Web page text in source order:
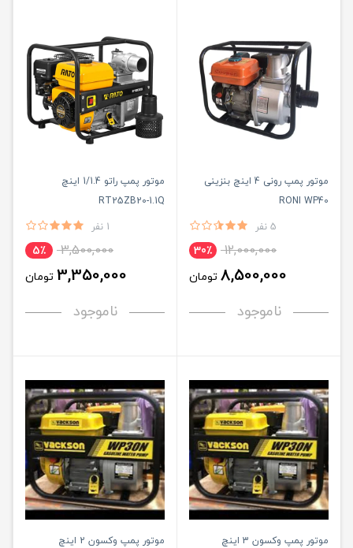
موتور پمپ رونی 4 اینچ بنزینی
RONI WP40
5 نفر
12,000,000 30٪
8,500,000 تومان
ناموجود
موتور پمپ راتو 1/1.4 اینچ
RT25ZB20-1.1Q
1 نفر
3,500,000 5٪
3,350,000 تومان
ناموجود
موتور پمپ وکسون 3 اینچ
موتور پمپ وکسون 2 اینچ